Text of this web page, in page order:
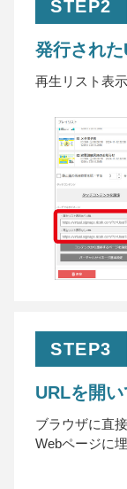
STEP2
発行され
再生リスト表
STEP3
URLを開
ブラウザに直
Webページに